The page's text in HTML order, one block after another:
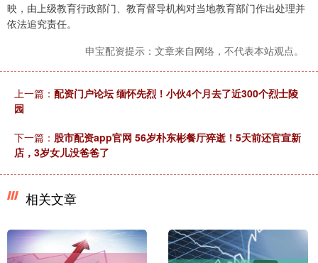
映，由上级教育行政部门、教育督导机构对当地教育部门作出处理并
依法追究责任。
申宝配资提示：文章来自网络，不代表本站观点。
上一篇： 配资门户论坛 缅怀先烈！小伙4个月去了近300个烈士陵
园
下一篇： 股市配资app官网 56岁朴东彬餐厅猝逝！5天前还官宣新
店，3岁女儿没爸爸了
相关文章